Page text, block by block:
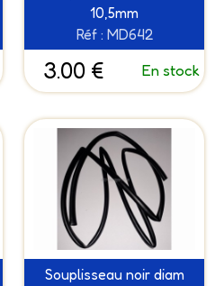
10,5mm
Réf : MD642
3.00 € En stock
Souplisseau noir diam